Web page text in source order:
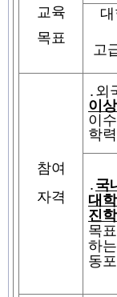
교육
목표
고
참여
자격
․ 외
이상
이
학
․ 국
대학
진학
목
하는
동포